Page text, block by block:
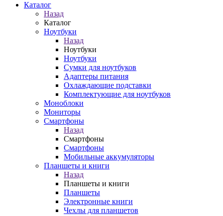
Каталог
Назад
Каталог
Ноутбуки
Назад
Ноутбуки
Ноутбуки
Сумки для ноутбуков
Адаптеры питания
Охлаждающие подставки
Комплектующие для ноутбуков
Моноблоки
Мониторы
Смартфоны
Назад
Смартфоны
Смартфоны
Мобильные аккумуляторы
Планшеты и книги
Назад
Планшеты и книги
Планшеты
Электронные книги
Чехлы для планшетов